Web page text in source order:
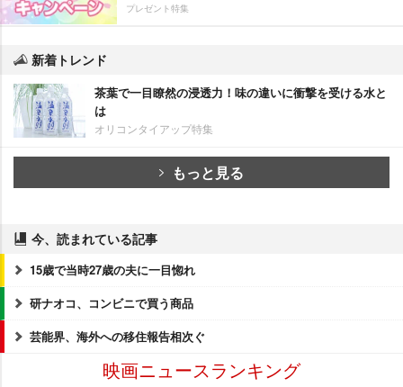
プレゼント特集
新着トレンド
茶葉で一目瞭然の浸透力！味の違いに衝撃を受ける水と
は
オリコンタイアップ特集
もっと見る
今、読まれている記事
15歳で当時27歳の夫に一目惚れ
研ナオコ、コンビニで買う商品
芸能界、海外への移住報告相次ぐ
映画ニュースランキング